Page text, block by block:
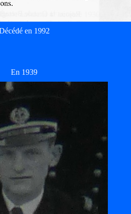
en 1992
En 1939